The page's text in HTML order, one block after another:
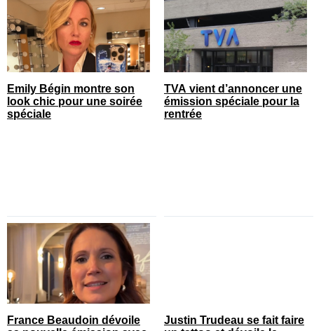
Emily Bégin montre son
look chic pour une soirée
spéciale
TVA vient d’annoncer une
émission spéciale pour la
rentrée
France Beaudoin dévoile
Justin Trudeau se fait faire